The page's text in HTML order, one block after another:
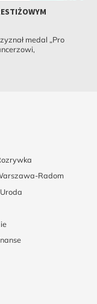
medal „Pro
Radom